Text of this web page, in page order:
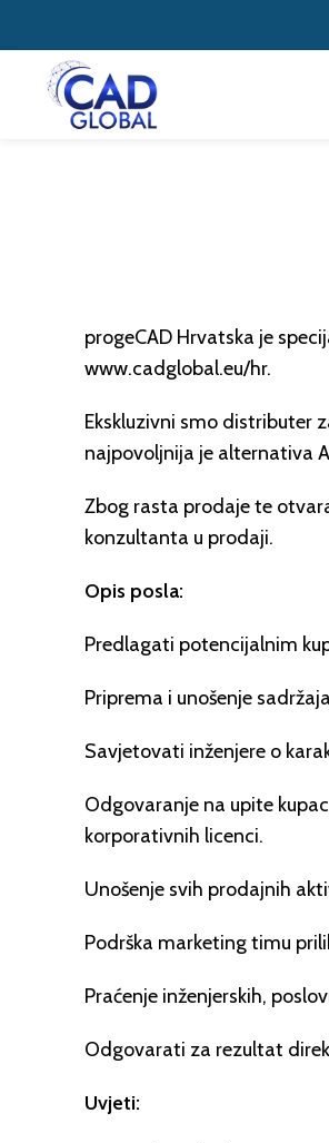
progeCAD Hrvatska je
www.cadglobal.eu/hr.
Ekskluzivni smo distributer
najpovoljnija je alternativa
Zbog rasta prodaje te
konzultanta u prodaji.
Opis posla:
Predlagati potencijalnim
Priprema i unošenje
Savjetovati inženjere o
Odgovaranje na upite
korporativnih licenci.
Unošenje svih prodajnih
Podrška marketing timu
Praćenje inženjerskih,
Odgovarati za rezultat
Uvjeti: